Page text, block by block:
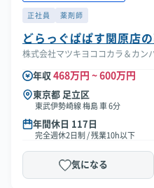
正社員 薬剤師
どらっぐぱぱす関原店
株式会社マツキヨココカラ＆カン
年収 468万円 ~ 600万円
東京都 足立区
東武伊勢崎線 梅島 車 6分
年間休日 117日
完全週休2日制 / 残業10h以下
気になる